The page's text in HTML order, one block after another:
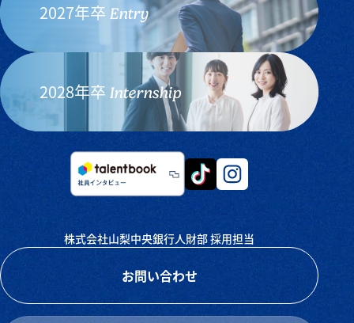
2027年卒 Entry
2028年卒 Internship
株式会社山梨中央銀行人財部 採用担当
お問い合わせ